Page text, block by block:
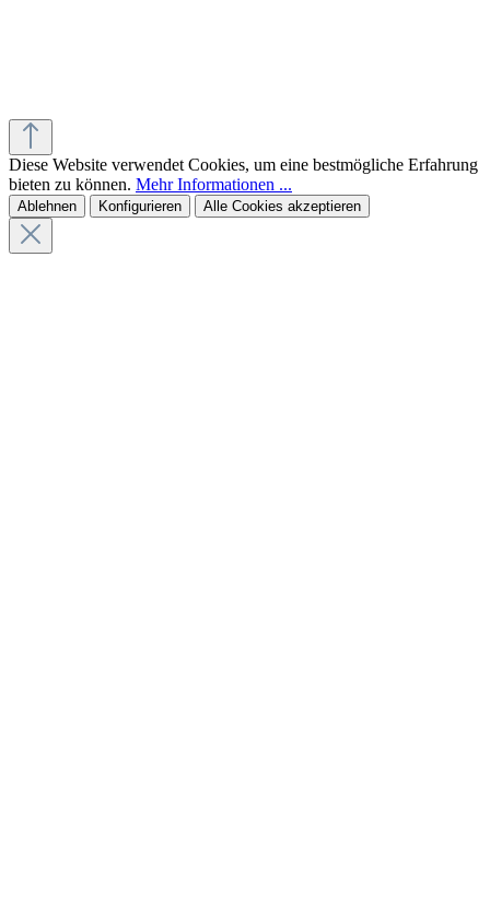
Diese Website verwendet Cookies, um eine bestmögliche Erfahrung
bieten zu können. Mehr Informationen ...
Ablehnen Konfigurieren Alle Cookies akzeptieren